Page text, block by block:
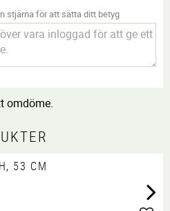
stjärna för att sätta ditt betyg
omdöme.
53 CM